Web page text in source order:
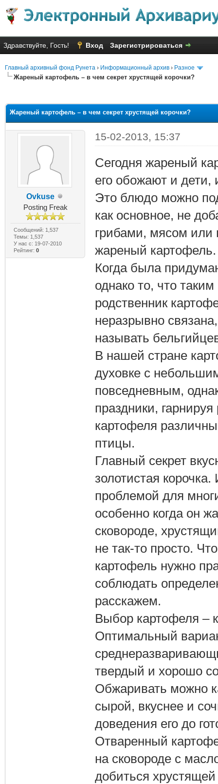
Здравствуйте, Гость! Вход Зарегистрироваться
Главный архивный фонд Рунета › Информационный архив › Разное
Жареный картофель – в чем секрет хрустящей корочки?
Жареный картофель – в чем секрет хрустящей корочки?
Ovkuse
Posting Freak
Сообщений: 1,537
Темы: 1,537
У нас с: 19-07-2010
Рейтинг: 0
15-02-2013, 15:37
Сегодня жареный
его обожают и дети,
Это блюдо можно
как основное, не
грибами, мясом или
жареный картофель.
Когда была
однако то, что
родственник
неразрывно
называть
В нашей стране
духовке с
повседневным,
праздники,
картофеля
птицы.
Главный секрет
золотистая
проблемой для
особенно когда он
сковороде,
не так-то просто.
картофель нужно
соблюдать
расскажем.
Выбор картофеля –
Оптимальный
твердый и хорошо
Обжаривать можно
сырой, вкуснее и
доведения его до
Отваренный
на сковороде с
добиться